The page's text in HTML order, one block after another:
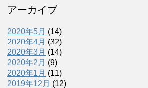
アーカイブ
2020年5月 (14)
2020年4月 (32)
2020年3月 (14)
2020年2月 (9)
2020年1月 (11)
2019年12月 (12)